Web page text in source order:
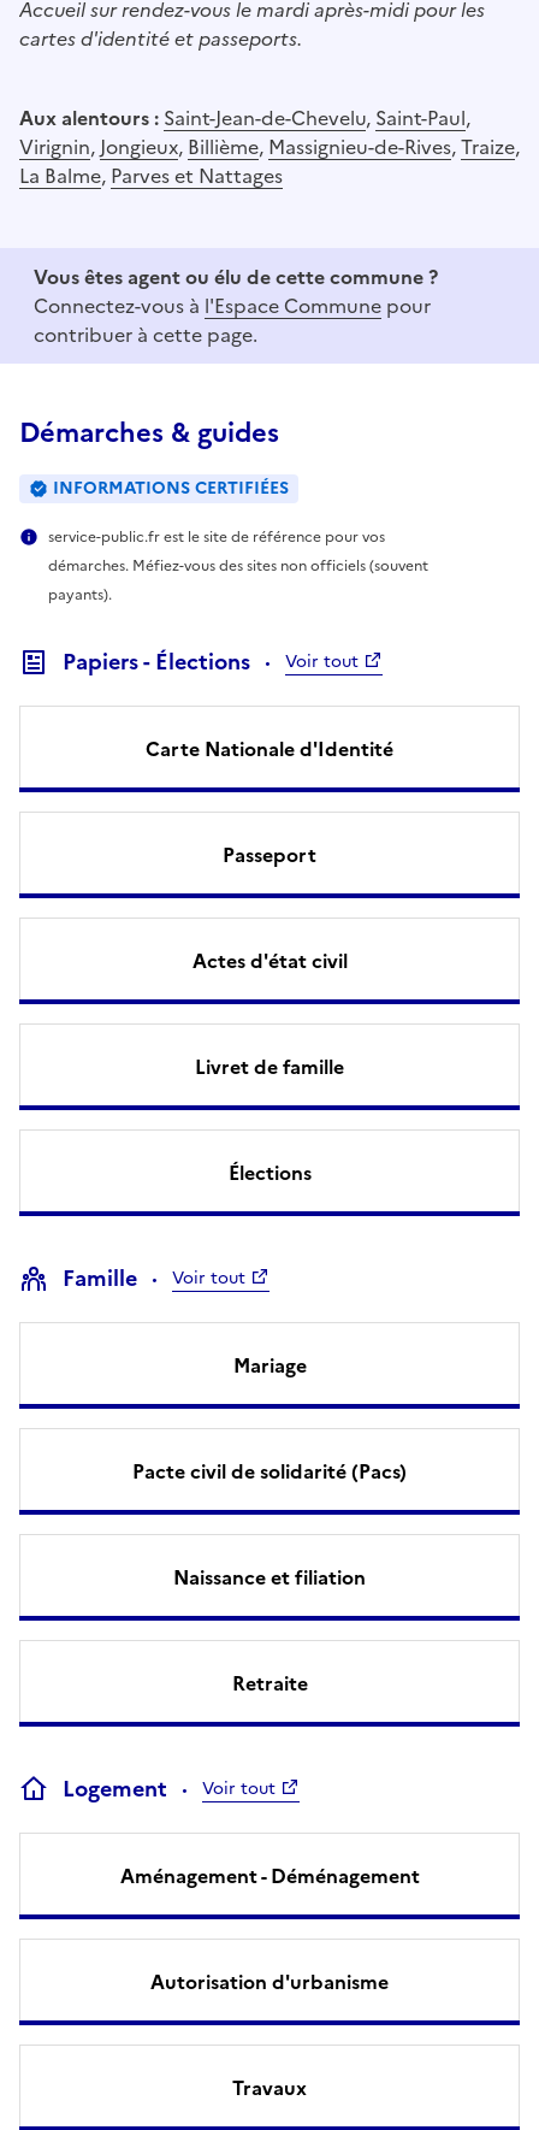
Accueil sur rendez-vous le mardi après-midi pour les
cartes d'identité et passeports.
Aux alentours : Saint-Jean-de-Chevelu, Saint-Paul,
Virignin, Jongieux, Billième, Massignieu-de-Rives,Traize,
La Balme, Parves et Nattages
Vous êtes agent ou élu de cette commune ?
Connectez-vous à l'Espace Commune pour
contribuer à cette page.
Démarches & guides
INFORMATIONS CERTIFIÉES
service-public.fr est le site de référence pour vos
démarches. Méfiez-vous des sites non officiels (souvent
payants).
Papiers - Élections Voir tout
Carte Nationale d'Identité
Passeport
Actes d'état civil
Livret de famille
Élections
Famille Voir tout
Mariage
Pacte civil de solidarité (Pacs)
Naissance et filiation
Retraite
Logement Voir tout
Aménagement - Déménagement
Autorisation d'urbanisme
Travaux